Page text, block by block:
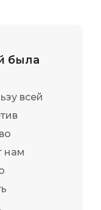
была
всей
нам